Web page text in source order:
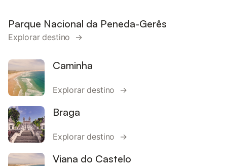
Parque Nacional da Peneda-Gerês
Explorar destino →
Caminha
Explorar destino →
Braga
Explorar destino →
Viana do Castelo